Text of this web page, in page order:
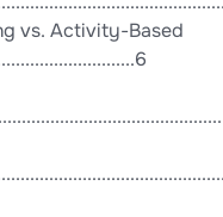
vs. Activity-Based